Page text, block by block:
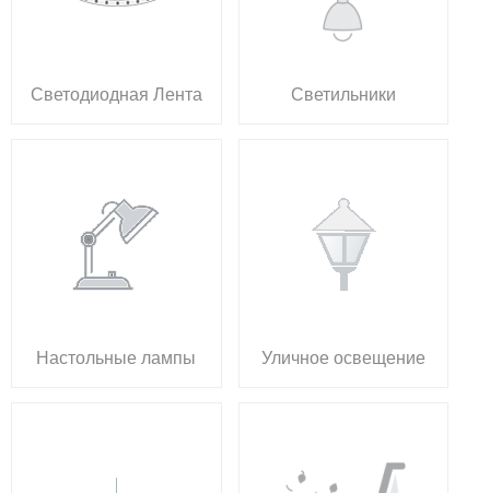
Светодиодная Лента Светильники
Настольные лампы Уличное освещение